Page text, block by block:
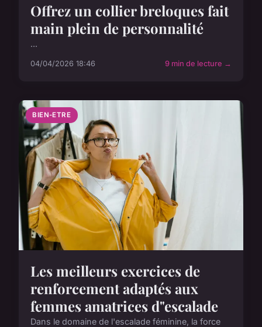
Offrez un collier breloques fait
main plein de personnalité
...
04/04/2026 18:46 9 min de lecture →
BIEN-ETRE
Les meilleurs exercices de
renforcement adaptés aux
femmes amatrices d"escalade
Dans le domaine de l'escalade féminine, la force